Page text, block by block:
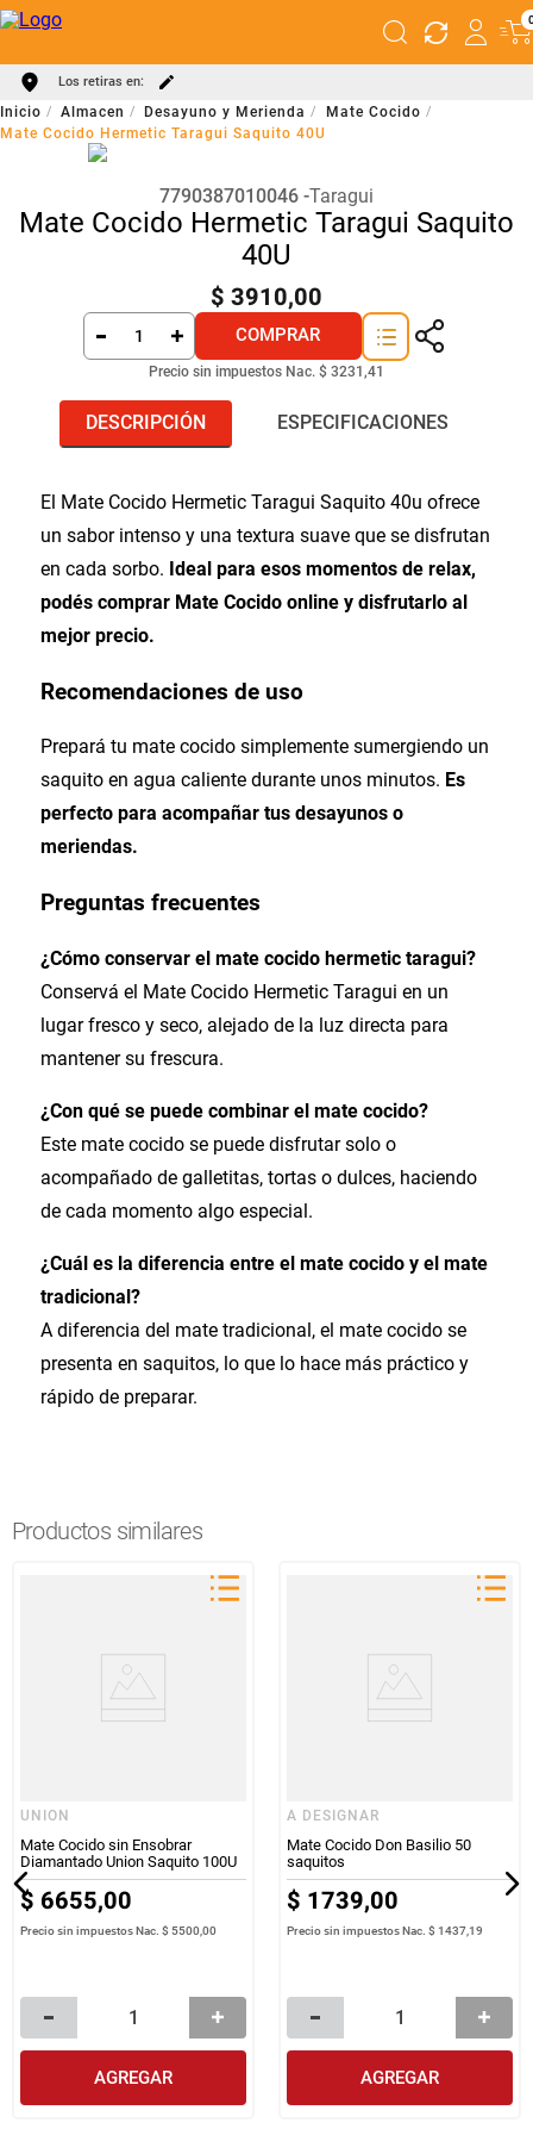
Los retiras en:
Almacen Desayuno y Merienda
Mate Cocido
Mate Cocido Hermetic Taragui Saquito 40U
7790387010046 Taragui
Mate Cocido Hermetic Taragui Saquito
40U
$ 3910,00
COMPRAR
Precio sin impuestos Nac. $ 3231,41
DESCRIPCIÓN ESPECIFICACIONES
El Mate Cocido Hermetic Taragui Saquito 40u ofrece
un sabor intenso y una textura suave que se disfrutan
en cada sorbo. Ideal para esos momentos de relax,
podés comprar Mate Cocido online y disfrutarlo al
mejor precio.
Recomendaciones de uso
Prepará tu mate cocido simplemente sumergiendo un
saquito en agua caliente durante unos minutos. Es
perfecto para acompañar tus desayunos o
meriendas.
Preguntas frecuentes
¿Cómo conservar el mate cocido hermetic taragui?
Conservá el Mate Cocido Hermetic Taragui en un
lugar fresco y seco, alejado de la luz directa para
mantener su frescura.
¿Con qué se puede combinar el mate cocido?
Este mate cocido se puede disfrutar solo o
acompañado de galletitas, tortas o dulces, haciendo
de cada momento algo especial.
¿Cuál es la diferencia entre el mate cocido y el mate
tradicional?
A diferencia del mate tradicional, el mate cocido se
presenta en saquitos, lo que lo hace más práctico y
rápido de preparar.
Productos similares
UNION
Mate Cocido sin Ensobrar
Diamantado Union Saquito 100U
$ 6655,00
Precio sin impuestos Nac. $ 5500,00
AGREGAR
A DESIGNAR
Mate Cocido Don Basilio 50
saquitos
$ 1739,00
Precio sin impuestos Nac. $ 1437,19
AGREGAR